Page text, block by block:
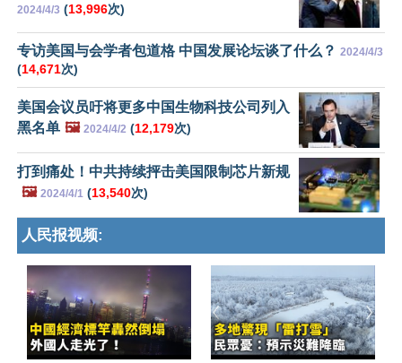
2024/4/3 (13,996次)
专访美国与会学者包道格 中国发展论坛谈了什么？ 2024/4/3
(14,671次)
美国会议员吁将更多中国生物科技公司列入
黑名单 🖼️ 2024/4/2 (12,179次)
打到痛处！中共持续抨击美国限制芯片新规
🖼️ 2024/4/1 (13,540次)
人民报视频: